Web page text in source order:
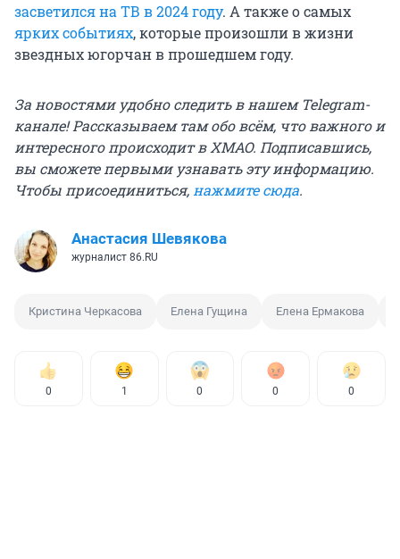
засветился на ТВ в 2024 году. А также о самых
ярких событиях, которые произошли в жизни
звездных югорчан в прошедшем году.
За новостями удобно следить в нашем Telegram-
канале! Рассказываем там обо всём, что важного и
интересного происходит в ХМАО. Подписавшись,
вы сможете первыми узнавать эту информацию.
Чтобы присоединиться, нажмите сюда.
Анастасия Шевякова
журналист 86.RU
Кристина Черкасова Елена Гущина Елена Ермакова
0 1 0 0 0